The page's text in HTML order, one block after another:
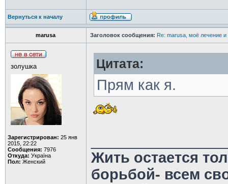
Вернуться к началу
marusa Заголовок сообщения: Re: marusa, моё лечение и
золушка
Зарегистрирован: 25 янв
2015, 22:22
Сообщения: 7976
Откуда: Україна
Пол: Женский
Цитата:
Прям как я.
Жить остается
борьбой- всем